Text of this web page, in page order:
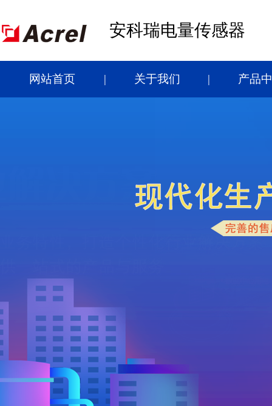
安科瑞电量传感器
网站首页 关于我们 产品